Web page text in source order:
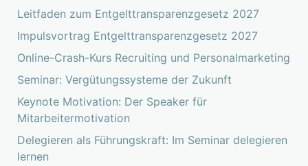
Leitfaden zum Entgelttransparenzgesetz 2027
Impulsvortrag Entgelttransparenzgesetz 2027
Online-Crash-Kurs Recruiting und Personalmarketing
Seminar: Vergütungssysteme der Zukunft
Keynote Motivation: Der Speaker für
Mitarbeitermotivation
Delegieren als Führungskraft: Im Seminar delegieren
lernen